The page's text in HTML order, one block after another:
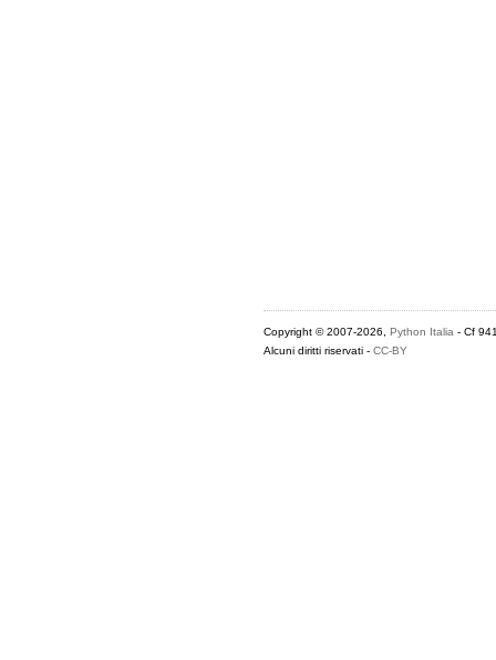
Copyright © 2007-2026, Python Italia - Cf
Alcuni diritti riservati - CC-BY